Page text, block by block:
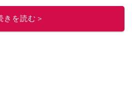
！
このイチオシストの他の記事を読む
きを読む＞